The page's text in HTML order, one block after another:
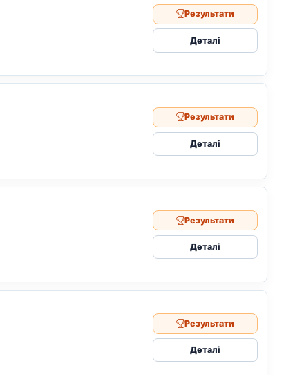
Результати
Деталі
Результати
Деталі
Результати
Деталі
Результати
Деталі